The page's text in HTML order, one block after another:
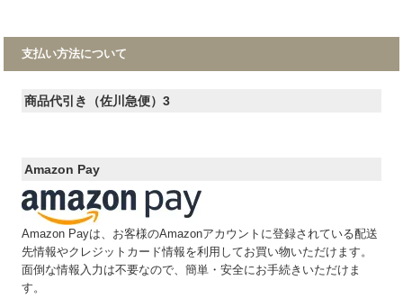
支払い方法について
商品代引き（佐川急便）3
Amazon Pay
Amazon Payは、お客様のAmazonアカウントに登録されている配送
先情報やクレジットカード情報を利用してお買い物いただけます。
面倒な情報入力は不要なので、簡単・安全にお手続きいただけま
す。